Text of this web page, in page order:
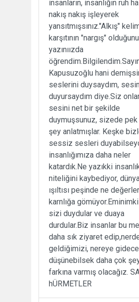
insanların, insanlığın ruh
nakış nakış işleyerek
yansıtmışsınız."Alkış"
karşıtının "nargış" olduğunu
yazınıızda
Kapusuzoğlu hani
seslerini duysaydım,
duyursaydım diye.Siz
sesini net bir şekilde
duymuşsunuz, sizede pek
şey anlatmışlar. Keşke
sessiz sesleri
insanlığımıza daha neler
katardık.Ne yazıkki
niteliğini kaybediyor,
ışıltısı peşinde ne
karnlığa
sizi duydular ve duaya
durdular.Biz insanlar bu
daha sık ziyaret
geldiğimizi, nereye
düşünebilsek daha çok
farkına varmış olacağız.
hÜRMETLER